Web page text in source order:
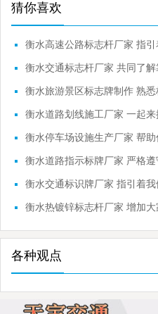
猜你喜欢
衡水高速公路标志杆厂家 指
全行驶
衡水交通标志杆厂家 共同了解
家
衡水旅游景区标志牌制作 熟悉
作流程
衡水道路划线施工厂家 一起
关的内容
衡水停车场设施生产厂家 帮助
靠的品牌
衡水道路指示标牌厂家 严格
示标牌
衡水交通标识牌厂家 指引着我
前进
衡水热镀锌标志杆厂家 增加
常识
各种观点